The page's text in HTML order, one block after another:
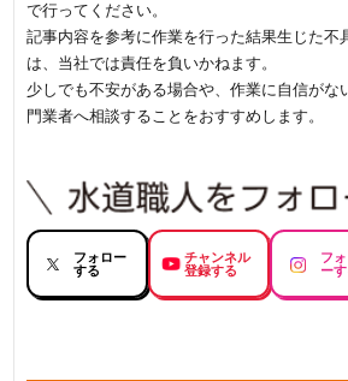
で行ってください。
記事内容を参考に作業を行った結果生じた不
は、当社では責任を負いかねます。
少しでも不安がある場合や、作業に自信がな
門業者へ相談することをおすすめします。
フォロー
する
チャンネル
登録する
フ
ー